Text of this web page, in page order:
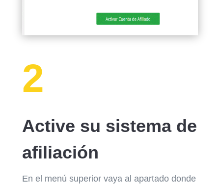
2
Active su sistema de
afiliación
En el menú superior vaya al apartado donde